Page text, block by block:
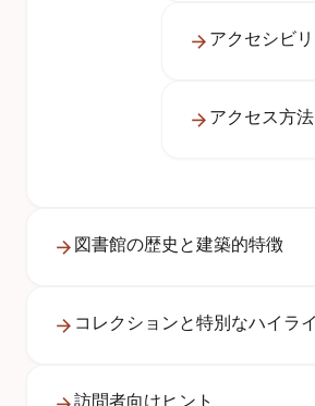
アクセシビ
アクセス方法
図書館の歴史と建築的特徴
コレクションと特別なハイラ
訪問者向けヒント